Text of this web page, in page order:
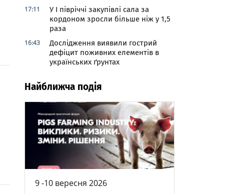
17:11
У І півріччі закупівлі сала за
кордоном зросли більше ніж у 1,5
раза
16:43
Дослідження виявили гострий
дефіцит поживних елементів в
українських ґрунтах
Найближча подія
9 -10 вересня 2026